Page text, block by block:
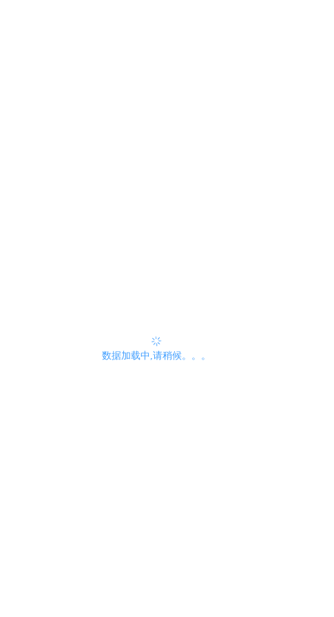
数据加载中,请稍候。。。